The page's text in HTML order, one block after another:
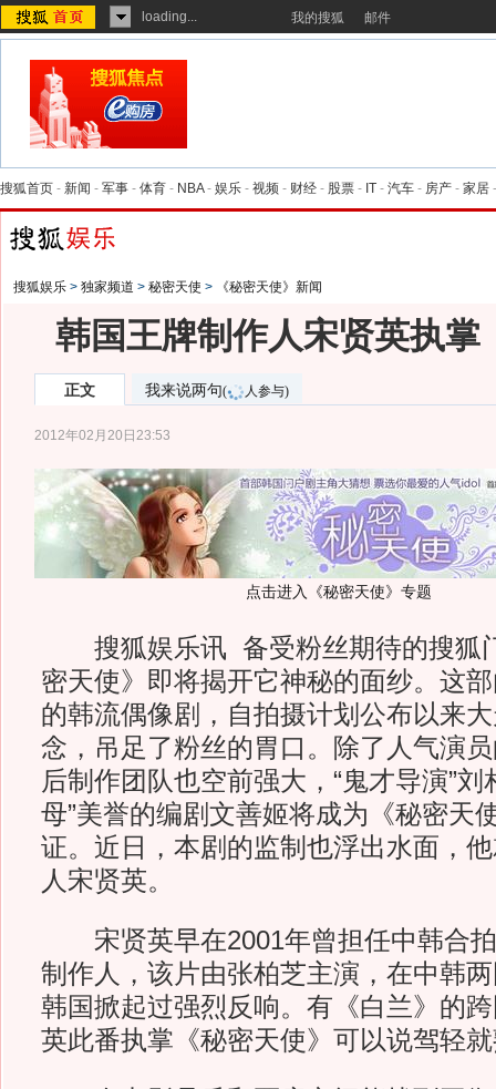
loading... 我的搜狐 邮件
搜狐首页 - 新闻 - 军事 - 体育 - NBA- 娱乐 - 视频 - 财经 - 股票 - IT - 汽车 - 房产 - 家居
搜狐娱乐 > 独家频道 > 秘密天使 > 《秘密天使》新闻
韩国王牌制作人宋贤英执掌
正文 我来说两句( 人参与)
2012年02月20日23:53
点击进入《秘密天使》专题
搜狐娱乐讯 备受粉丝期待的搜狐
密天使》即将揭开它神秘的面纱。这
的韩流偶像剧，自拍摄计划公布以来
念，吊足了粉丝的胃口。除了人气演
后制作团队也空前强大，“鬼才导演”刘
母”美誉的编剧文善姬将成为《秘密天
证。近日，本剧的监制也浮出水面，
人宋贤英。
宋贤英早在2001年曾担任中韩合拍
制作人，该片由张柏芝主演，在中韩
韩国掀起过强烈反响。有《白兰》的
英此番执掌《秘密天使》可以说驾轻